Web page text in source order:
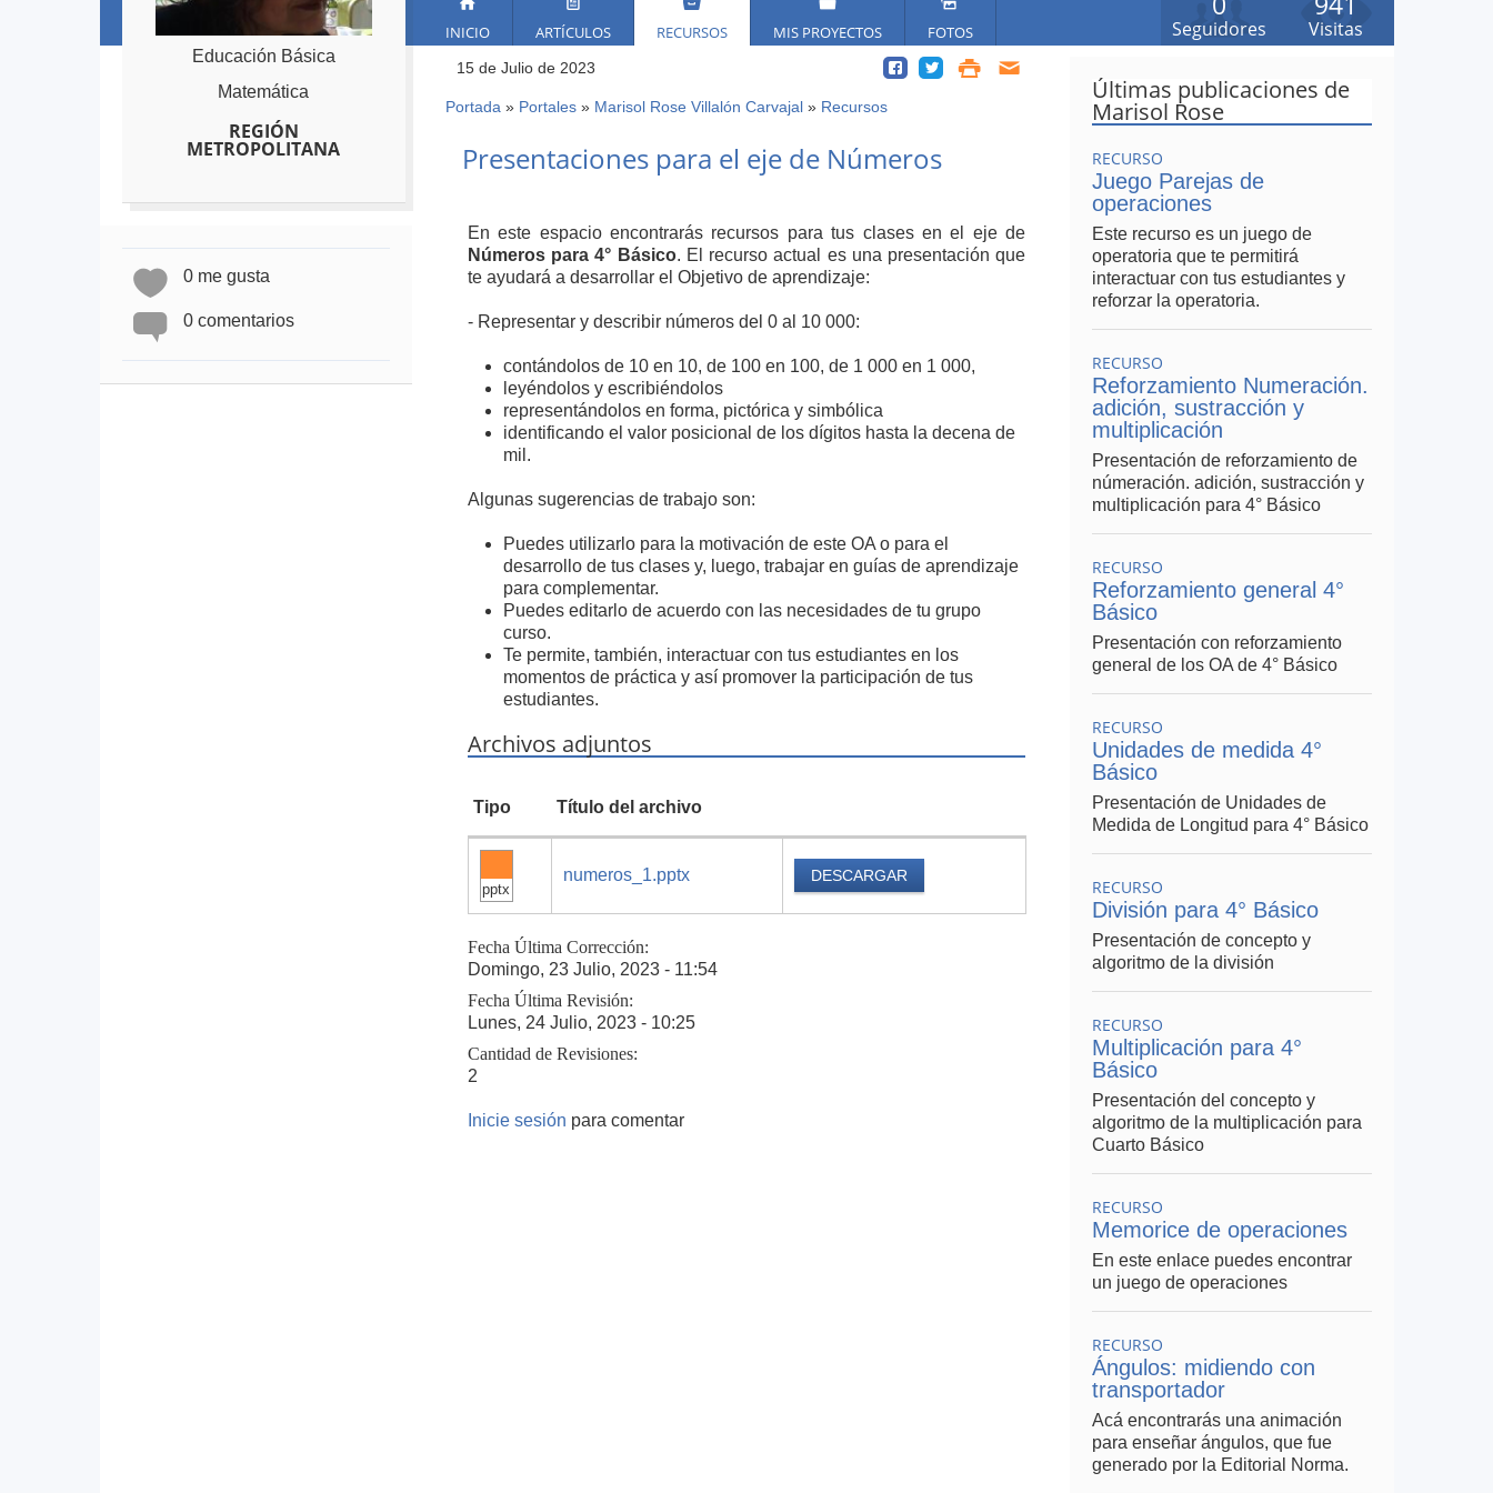
Visitas
Seguidores
INICIO ARTÍCULOS RECURSOS MIS PROYECTOS FOTOS
15 de Julio de 2023
Usted
está
aquí
Portada » Portales » Marisol Rose Villalón Carvajal » Recursos
Presentaciones para el eje de Números
En este espacio encontrarás recursos para tus clases en el eje de
Números para 4° Básico. El recurso actual es una presentación que
te ayudará a desarrollar el Objetivo de aprendizaje:
- Representar y describir números del 0 al 10 000:
contándolos de 10 en 10, de 100 en 100, de 1 000 en 1 000,
leyéndolos y escribiéndolos
representándolos en forma, pictórica y simbólica
identificando el valor posicional de los dígitos hasta la decena de
mil.
Algunas sugerencias de trabajo son:
Puedes utilizarlo para la motivación de este OA o para el
desarrollo de tus clases y, luego, trabajar en guías de aprendizaje
para complementar.
Puedes editarlo de acuerdo con las necesidades de tu grupo
curso.
Te permite, también, interactuar con tus estudiantes en los
momentos de práctica y así promover la participación de tus
estudiantes.
Archivos adjuntos
Tipo Título del archivo
pptx
numeros_1.pptx DESCARGAR
Fecha Última Corrección:
Domingo, 23 Julio, 2023 - 11:54
Fecha Última Revisión:
Lunes, 24 Julio, 2023 - 10:25
Cantidad de Revisiones:
2
Inicie sesión para comentar
Últimas publicaciones de
Marisol Rose
RECURSO
Juego Parejas de
operaciones
Este recurso es un juego de
operatoria que te permitirá
interactuar con tus estudiantes y
reforzar la operatoria.
RECURSO
Reforzamiento Numeración.
adición, sustracción y
multiplicación
Presentación de reforzamiento de
númeración. adición, sustracción y
multiplicación para 4° Básico
RECURSO
Reforzamiento general 4°
Básico
Presentación con reforzamiento
general de los OA de 4° Básico
RECURSO
Unidades de medida 4°
Básico
Presentación de Unidades de
Medida de Longitud para 4° Básico
RECURSO
División para 4° Básico
Presentación de concepto y
algoritmo de la división
RECURSO
Multiplicación para 4°
Básico
Presentación del concepto y
algoritmo de la multiplicación para
Cuarto Básico
RECURSO
Memorice de operaciones
En este enlace puedes encontrar
un juego de operaciones
RECURSO
Ángulos: midiendo con
transportador
Acá encontrarás una animación
para enseñar ángulos, que fue
generado por la Editorial Norma.
Educación Básica
Matemática
REGIÓN
METROPOLITANA
0 me gusta
0 comentarios